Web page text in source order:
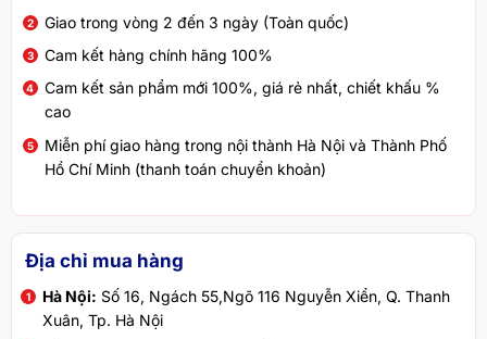
Giao trong vòng 2 đến 3 ngày (Toàn quốc)
Cam kết hàng chính hãng 100%
Cam kết sản phẩm mới 100%, giá rẻ nhất, chiết khấu %
cao
Miễn phí giao hàng trong nội thành Hà Nội và Thành Phố
Hồ Chí Minh (thanh toán chuyển khoản)
Địa chỉ mua hàng
Hà Nội: Số 16, Ngách 55,Ngõ 116 Nguyễn Xiển, Q. Thanh
Xuân, Tp. Hà Nội